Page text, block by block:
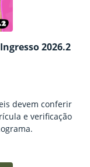
2026.2
devem conferir
e verificação